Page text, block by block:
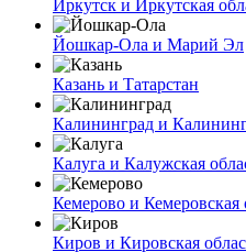
Иркутск и Иркутская
Йошкар-Ола и Марий Эл
Казань и Татарстан
Калининград и
Калуга и Калужская
Кемерово и Кемеровская
Киров и Кировская